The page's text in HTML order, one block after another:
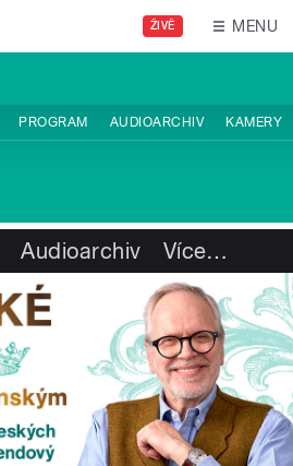
ŽIVĚ MENU
PROGRAM AUDIOARCHIV KAMERY
Audioarchiv Více…